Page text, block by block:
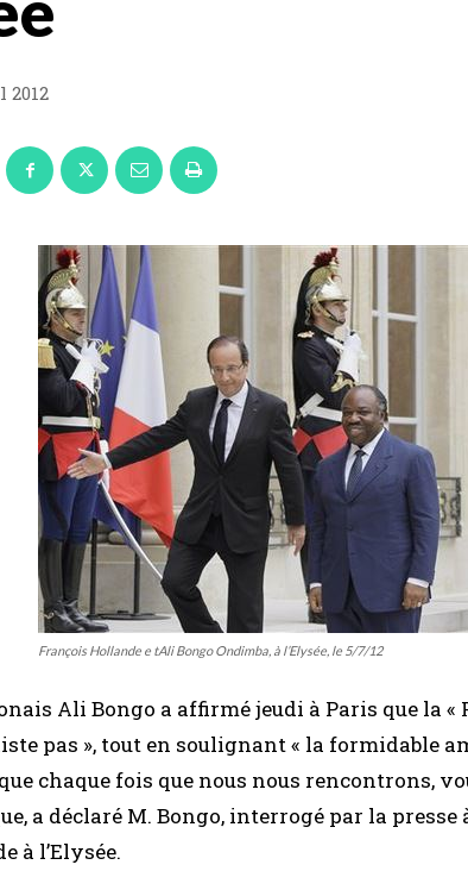
2012
François Hollande e tAli Bongo Ondimba, à l’Elysée, le 5/7/12
Ali Bongo a affirmé jeudi à Paris que la
pas », tout en soulignant « la formidable
chaque fois que nous nous rencontrons,
a déclaré M. Bongo, interrogé par la presse
à l’Elysée.